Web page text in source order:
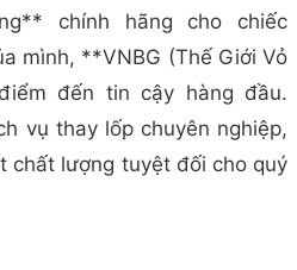
chính hãng cho chiếc
mình, **VNBG (Thế Giới Vỏ
đến tin cậy hàng đầu.
vụ thay lốp chuyên nghiệp,
chất lượng tuyệt đối cho quý